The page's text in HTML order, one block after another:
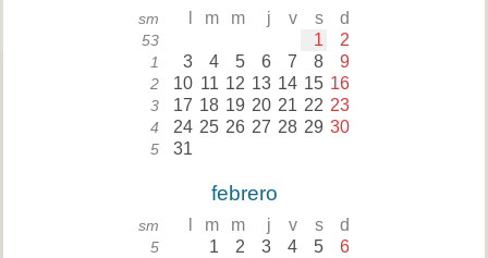
sm m m j v s d
53 1 2
1 3 4 5 6 7 8 9
2 10 11 12 13 14 15 16
3 17 18 19 20 21 22 23
4 24 25 26 27 28 29 30
5 31
febrero
sm m m j v s d
5 1 2 3 4 5 6